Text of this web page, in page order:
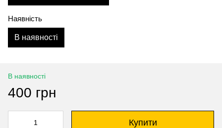
Наявність
В наявності
В наявності
400 грн
Купити